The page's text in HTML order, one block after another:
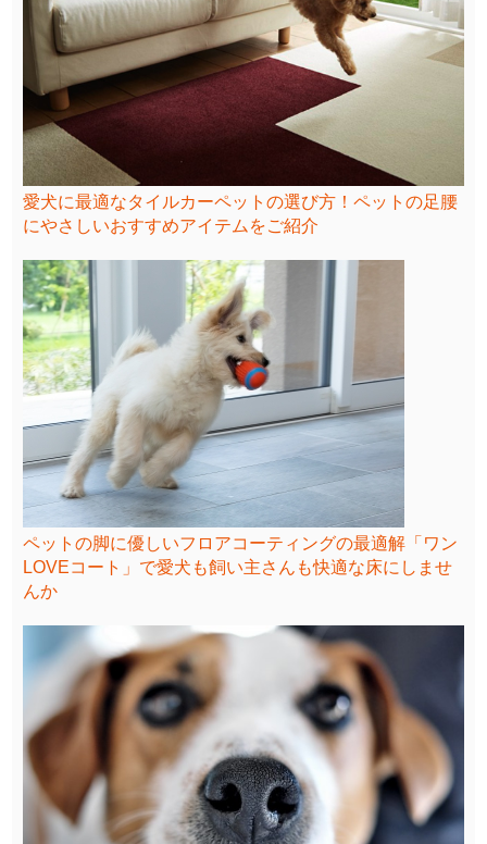
愛犬に最適なタイルカーペットの選び方！ペットの足腰
にやさしいおすすめアイテムをご紹介
ペットの脚に優しいフロアコーティングの最適解「ワン
LOVEコート」で愛犬も飼い主さんも快適な床にしませ
んか